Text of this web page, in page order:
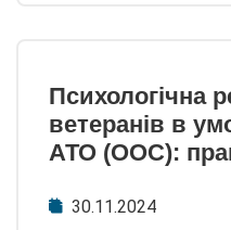
Психологічна
ветеранів в
АТО (ООС):
30.11.2024